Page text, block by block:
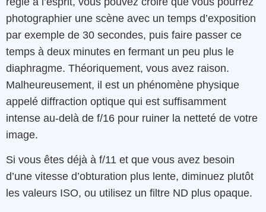
photographier une scène avec un temps d’exposition
par exemple de 30 secondes, puis faire passer ce
temps à deux minutes en fermant un peu plus le
diaphragme. Théoriquement, vous avez raison.
Malheureusement, il est un phénomène physique
appelé diffraction optique qui est suffisamment
intense au-delà de f/16 pour ruiner la netteté de votre
image.
Si vous êtes déjà à f/11 et que vous avez besoin
d’une vitesse d’obturation plus lente, diminuez plutôt
les valeurs ISO, ou utilisez un filtre ND plus opaque.